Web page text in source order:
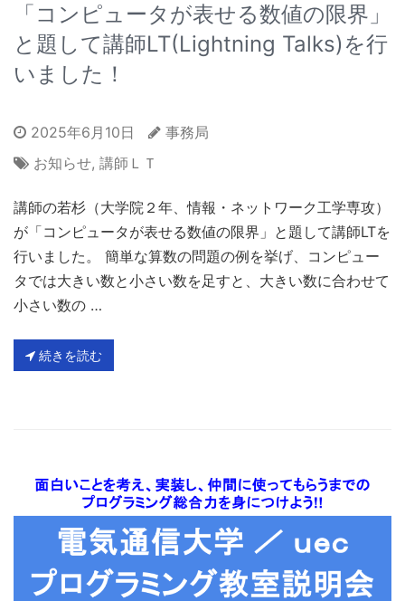
「コンピュータが表せる数値の限界」
と題して講師LT(Lightning Talks)を行
いました！
2025年6月10日
事務局
お知らせ, 講師ＬＴ
講師の若杉（大学院２年、情報・ネットワーク工学専攻）
が「コンピュータが表せる数値の限界」と題して講師LTを
行いました。 簡単な算数の問題の例を挙げ、コンピュー
タでは大きい数と小さい数を足すと、大きい数に合わせて
小さい数の …
続きを読む